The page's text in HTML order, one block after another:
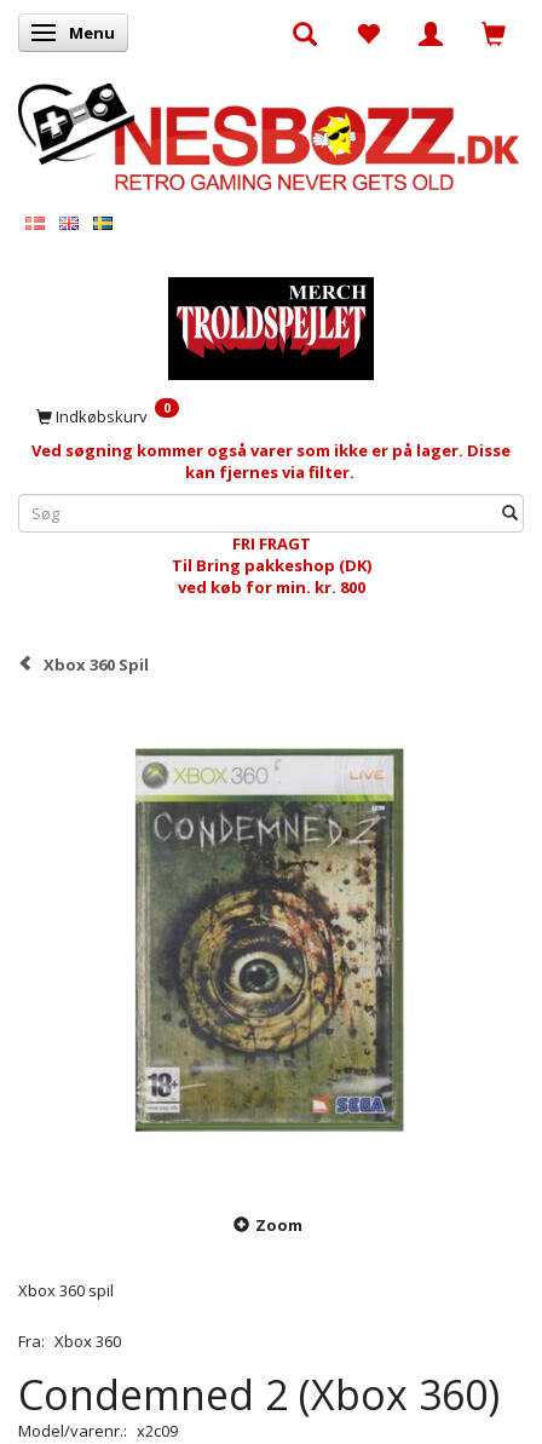
Skifte navigation
Menu
Indkøbskurv 0
Ved søgning kommer også varer som ikke er på lager. Disse
kan fjernes via filter.
FRI FRAGT
Til Bring pakkeshop (DK)
ved køb for min. kr. 800
Xbox 360 Spil
Zoom
Xbox 360 spil
Fra: Xbox 360
Condemned 2 (Xbox 360)
Model/varenr.: x2c09